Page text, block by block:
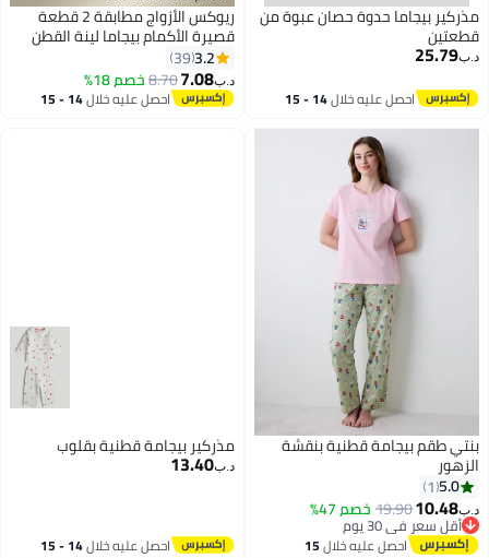
مذركير بيجاما حدوة حصان عبوة من
قطعتين
د.ب‏25.79
احصل عليه خلال 14 - 15
4
ريوكس الأزواج مطابقة 2 قطعة
قصيرة الأكمام بيجاما لينة القطن
ملابس النوم زر أسفل الرجال المرأة
طاقم الرقبة تي شيرت ومستقيم
فضفاضة الساق قصيرة
3.2
39
د.ب‏7.08
8.70خصم 18%
احصل عليه خلال 14 - 15
بنتي طقم بيجامة قطنية بنقشة
الزهور
5.0
1
د.ب‏10.48
19.90خصم 47%
أقل سعر في 30 يوم
أقل سعر في 30 يوماحصل عليه خلال15
مذركير بيجامة قطنية بقلوب
د.ب‏13.40
احصل عليه خلال 14 - 15